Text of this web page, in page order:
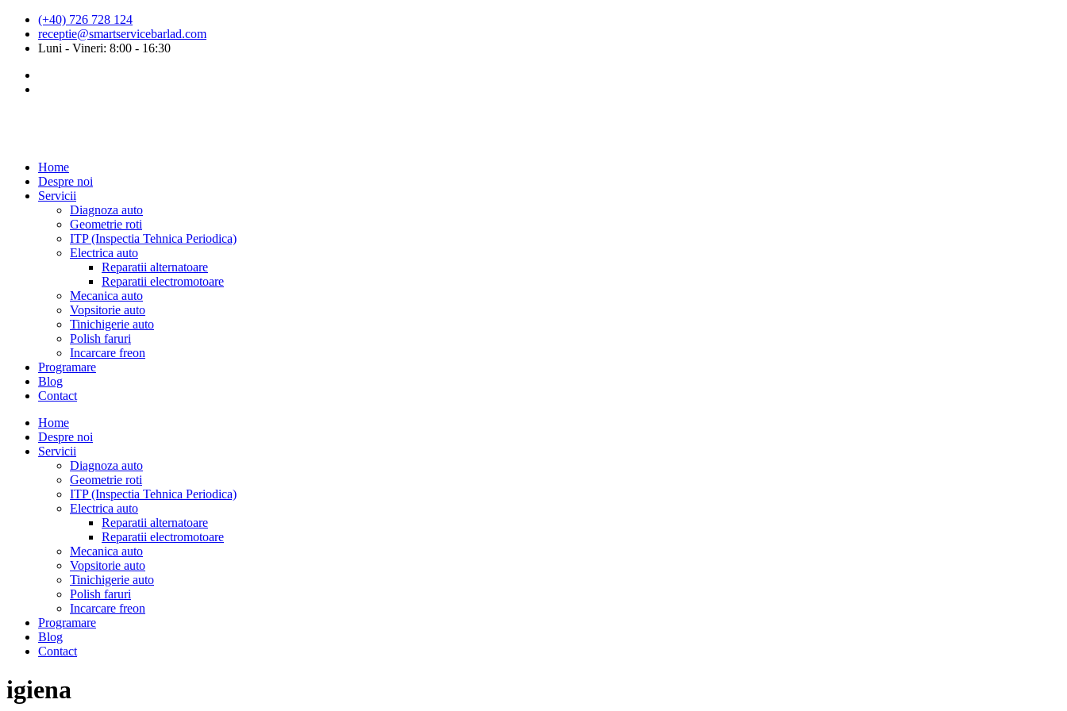
(+40) 726 728 124
receptie@smartservicebarlad.com
Luni - Vineri: 8:00 - 16:30
Home
Despre noi
Servicii
Diagnoza auto
Geometrie roti
ITP (Inspectia Tehnica Periodica)
Electrica auto
Reparatii alternatoare
Reparatii electromotoare
Mecanica auto
Vopsitorie auto
Tinichigerie auto
Polish faruri
Incarcare freon
Programare
Blog
Contact
Home
Despre noi
Servicii
Diagnoza auto
Geometrie roti
ITP (Inspectia Tehnica Periodica)
Electrica auto
Reparatii alternatoare
Reparatii electromotoare
Mecanica auto
Vopsitorie auto
Tinichigerie auto
Polish faruri
Incarcare freon
Programare
Blog
Contact
igiena